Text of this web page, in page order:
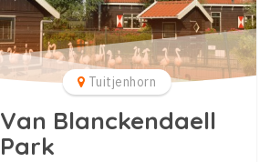
Tuitjenhorn
Van Blanckendaell
Park